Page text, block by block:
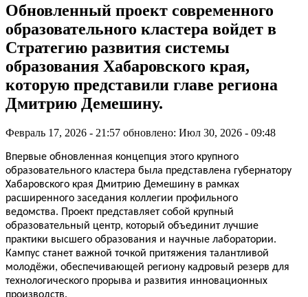
Обновленный проект современного
образовательного кластера войдет в
Стратегию развития системы
образования Хабаровского края,
которую представили главе региона
Дмитрию Демешину.
Февраль 17, 2026 - 21:57 обновлено: Июл 30, 2026 - 09:48
Впервые обновленная концепция этого крупного
образовательного кластера была представлена губернатору
Хабаровского края Дмитрию Демешину в рамках
расширенного заседания коллегии профильного
ведомства. П роект представляет собой крупный
образовательный центр, который объединит лучшие
практики высшего образования и научные лаборатории.
Кампус станет важной точкой притяжения талантливой
молодёжи, обеспечивающей региону кадровый резерв для
технологического прорыва и развития инновационных
производств.